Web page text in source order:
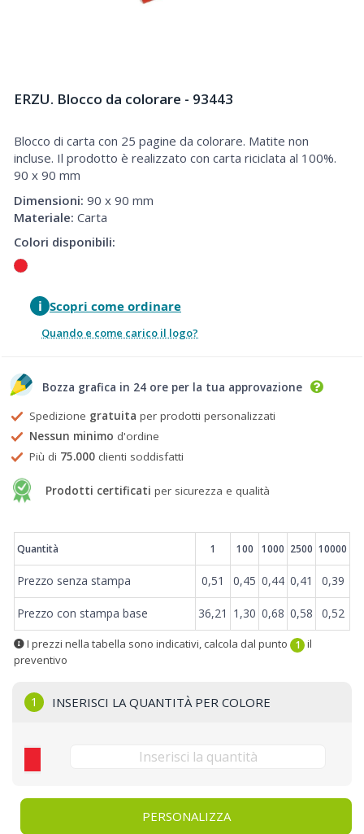
ERZU. Blocco da colorare - 93443
Blocco di carta con 25 pagine da colorare. Matite non
incluse. Il prodotto è realizzato con carta riciclata al 100%.
90 x 90 mm
Dimensioni: 90 x 90 mm
Materiale: Carta
Colori disponibili:
i Scopri come ordinare
Quando e come carico il logo?
Bozza grafica in 24 ore per la tua approvazione
Spedizione gratuita per prodotti personalizzati
Nessun minimo d'ordine
Più di 75.000 clienti soddisfatti
Prodotti certificati per sicurezza e qualità
Prezzi
Quantità 1 100 1000 2500 10000
Prezzo senza stampa 0,51 0,45 0,44 0,41 0,39
Prezzo con stampa base 36,21 1,30 0,68 0,58 0,52
I prezzi nella tabella sono indicativi, calcola dal punto 1 il
preventivo
1 INSERISCI LA QUANTITÀ PER COLORE
PERSONALIZZA